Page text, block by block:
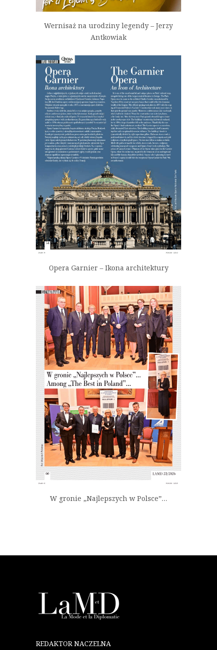
Wernisaż na urodziny legendy – Jerzy
Antkowiak
Opera Garnier – Ikona architektury
W gronie „Najlepszych w Polsce”…
REDAKTOR NACZELNA